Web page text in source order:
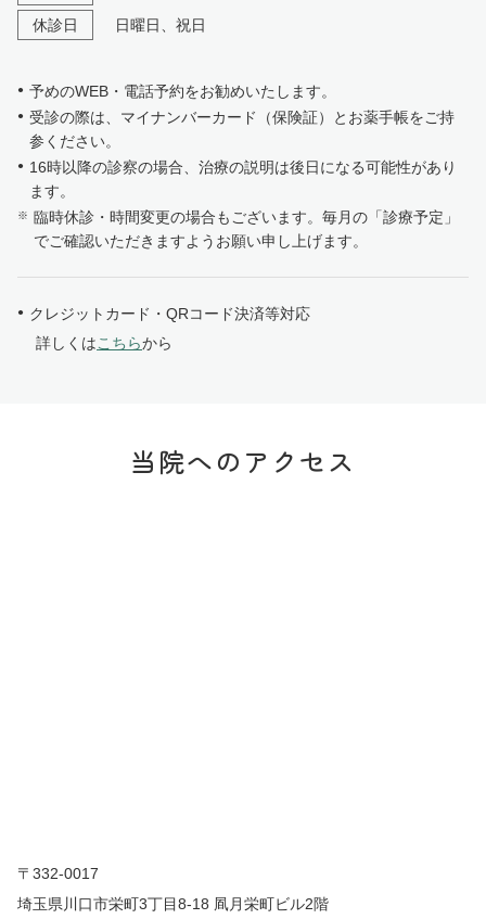
休診日
日曜日、祝日
予めのWEB・電話予約をお勧めいたします。
受診の際は、マイナンバーカード（保険証）とお薬手帳をご持
参ください。
16時以降の診察の場合、治療の説明は後日になる可能性があり
ます。
臨時休診・時間変更の場合もございます。毎月の「診療予定」
でご確認いただきますようお願い申し上げます。
クレジットカード・QRコード決済等対応
詳しくはこちらから
当院へのアクセス
〒332-0017
埼玉県川口市栄町3丁目8-18 凮月栄町ビル2階